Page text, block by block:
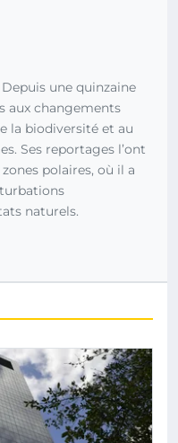
une quinzaine
aux changements
la biodiversité et au
Ses reportages l’ont
polaires, où il a
naturels.